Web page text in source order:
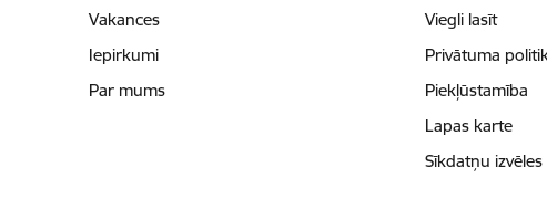
Vakances
Iepirkumi
Par mums
Viegli lasīt
Privātuma
Piekļūstamība
Lapas karte
Sīkdatņu izvēles